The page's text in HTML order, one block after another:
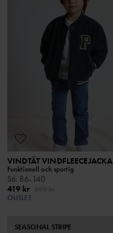
VINDTÄT VINDFLEECEJACKA
Funktionell och sportig
Stl: 86-140
419 kr
OUTLET
SEASONAL STRIPE